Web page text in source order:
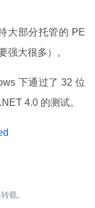
大部分托管的 PE
强大很多）。
下通过了 32 位
4.0 的测试。
载。